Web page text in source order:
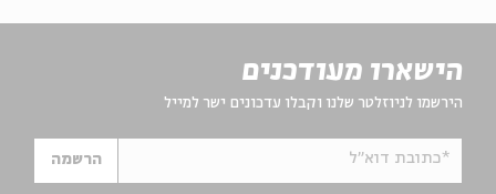
הישארו מעודכנים
הירשמו לניוזלטר שלנו וקבלו עדכונים ישר למייל
*כתובת דוא"ל הרשמה